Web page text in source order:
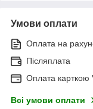
Умови оплати
Оплата на
Післяплата
Оплата карткою
Всі умови оплати